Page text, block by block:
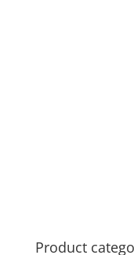
Product